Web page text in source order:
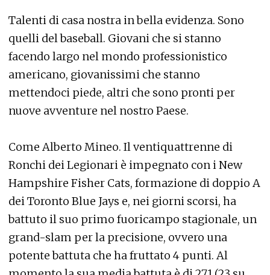
Talenti di casa nostra in bella evidenza. Sono
quelli del baseball. Giovani che si stanno
facendo largo nel mondo professionistico
americano, giovanissimi che stanno
mettendoci piede, altri che sono pronti per
nuove avventure nel nostro Paese.
Come Alberto Mineo. Il ventiquattrenne di
Ronchi dei Legionari è impegnato con i New
Hampshire Fisher Cats, formazione di doppio A
dei Toronto Blue Jays e, nei giorni scorsi, ha
battuto il suo primo fuoricampo stagionale, un
grand-slam per la precisione, ovvero una
potente battuta che ha fruttato 4 punti. Al